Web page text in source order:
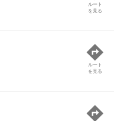
ルート
を見る
ルート
を見る